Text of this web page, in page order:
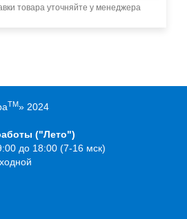
товара уточняйте у менеджера
TM» 2024
("Лето")
до 18:00 (7-16 мск)